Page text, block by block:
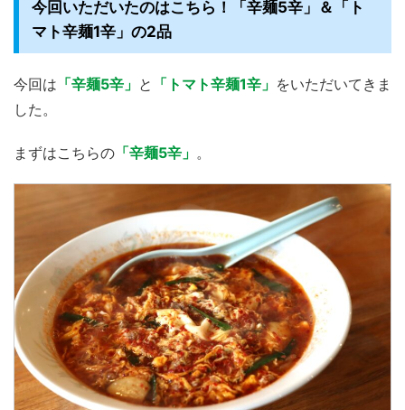
今回いただいたのはこちら！「辛麺5辛」＆「ト
マト辛麺1辛」の2品
今回は 「辛麺5辛」 と 「トマト辛麺1辛」 をいただいてきま
した。
まずはこちらの 「辛麺5辛」 。